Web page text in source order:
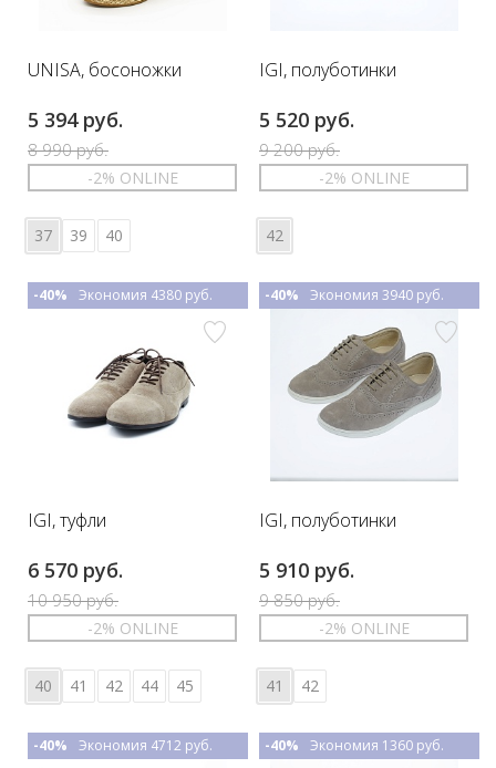
UNISA, босоножки
5 394 руб.
8 990 руб.
-2% ONLINE
37 39 40
IGI, полуботинки
5 520 руб.
9 200 руб.
-2% ONLINE
42
IGI, туфли
6 570 руб.
10 950 руб.
-40% Экономия 4380 руб.
-2% ONLINE
40 41 42 44 45
IGI, полуботинки
5 910 руб.
9 850 руб.
-40% Экономия 3940 руб.
-2% ONLINE
41 42
-40% Экономия 4712 руб. -40% Экономия 1360 руб.